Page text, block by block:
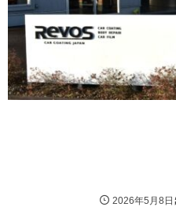
2026年5月8日